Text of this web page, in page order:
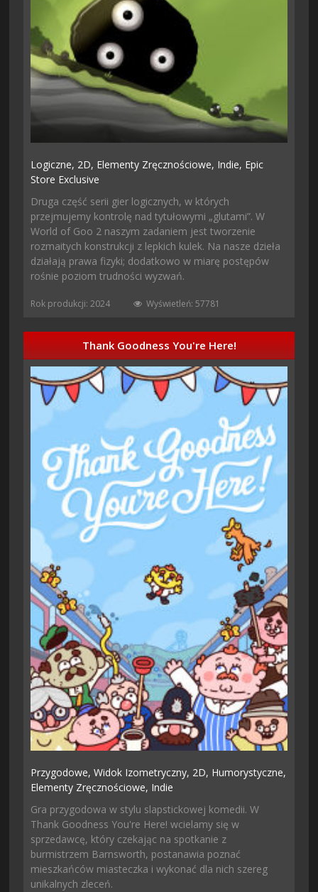
Logiczne, 2D, Elementy Zręcznościowe, Indie, Epic
Store Exclusive
Druga część serii gier logicznych, w których
przejmujemy kontrolę nad tytułowymi „glutami”. W
World of Goo 2 naszym zadaniem jest tworzenie
rozmaitych konstrukcji z lepkich kulek. Na nasze dzieła
działają prawa fizyki; dodatkowo w miarę postępów
rośnie poziom trudności wyzwań.
Rok produkcji: 2024 Wyświetleń: 57781
Thank Goodness You're Here!
Przygodowe,Widok Izometryczny, 2D, Humorystyczne,
Elementy Zręcznościowe, Indie
Gra przygodowa w stylu slapstickowej komedii. W
Thank Goodness You're Here! wcielamy się w
sprzedawcę, który czekając na spotkanie z
burmistrzem Barnsworth, postanawia poznać
mieszkańców miasteczka i wykonać dla nich szereg
unikalnych zleceń.